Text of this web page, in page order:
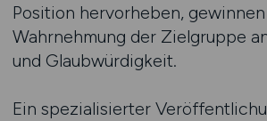
Position hervorheben,
Wahrnehmung der Zielgruppe
und Glaubwürdigkeit.
Ein spezialisierter